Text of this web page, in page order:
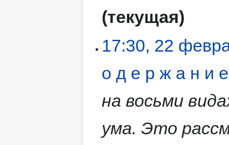
текущая
17:30, 22
о д е р ж а н и е
на восьми
ума. Это